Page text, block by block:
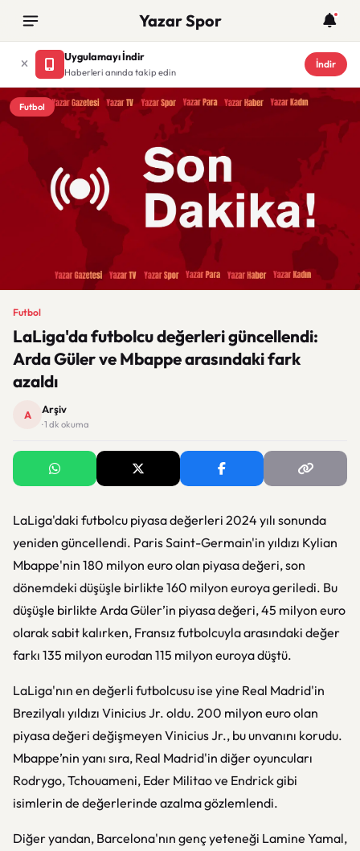
Yazar Spor
Uygulamayı İndir
Haberleri anında takip edin
İndir
Futbol
Futbol
LaLiga'da futbolcu değerleri güncellendi:
Arda Güler ve Mbappe arasındaki fark
azaldı
A Arşiv
· 1 dk okuma
LaLiga'daki futbolcu piyasa değerleri 2024 yılı sonunda
yeniden güncellendi. Paris Saint-Germain'in yıldızı Kylian
Mbappe'nin 180 milyon euro olan piyasa değeri, son
dönemdeki düşüşle birlikte 160 milyon euroya geriledi. Bu
düşüşle birlikte Arda Güler’in piyasa değeri, 45 milyon euro
olarak sabit kalırken, Fransız futbolcuyla arasındaki değer
farkı 135 milyon eurodan 115 milyon euroya düştü.
LaLiga'nın en değerli futbolcusu ise yine Real Madrid'in
Brezilyalı yıldızı Vinicius Jr. oldu. 200 milyon euro olan
piyasa değeri değişmeyen Vinicius Jr., bu unvanını korudu.
Mbappe’nin yanı sıra, Real Madrid'in diğer oyuncuları
Rodrygo, Tchouameni, Eder Militao ve Endrick gibi
isimlerin de değerlerinde azalma gözlemlendi.
Diğer yandan, Barcelona'nın genç yeteneği Lamine Yamal,